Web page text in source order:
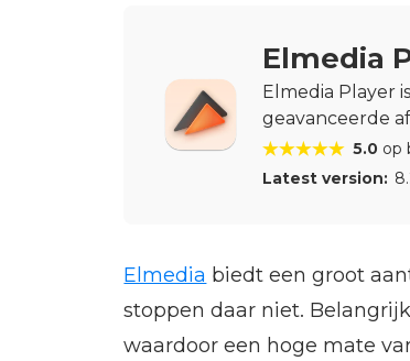
Elmedia
Elmedia Player
geavanceerde
5.0 op
Latest version:
Elmedia biedt een groot
stoppen daar niet.
waardoor een hoge mate